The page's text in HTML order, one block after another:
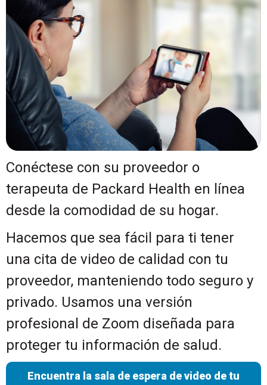
Conéctese con su proveedor o
terapeuta de Packard Health en línea
desde la comodidad de su hogar.
Hacemos que sea fácil para ti tener
una cita de video de calidad con tu
proveedor, manteniendo todo seguro y
privado. Usamos una versión
profesional de Zoom diseñada para
proteger tu información de salud.
Encuentra la sala de espera de video de tu